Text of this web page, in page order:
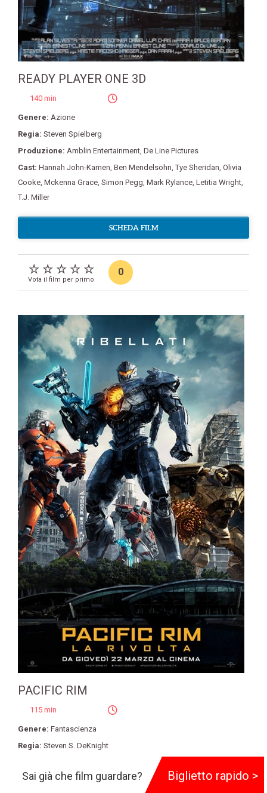
READY PLAYER ONE 3D
140 min
Genere: Azione
Regia: Steven Spielberg
Produzione: Amblin Entertainment De Line Pictures
Cast: Hannah John-Kamen Ben Mendelsohn ,Tye Sheridan Olivia
Cooke Mckenna Grace Simon Pegg Mark Rylance Letitia Wright
T.J. Miller
SCHEDA FILM
Vota il film per primo
0
PACIFIC RIM
115 min
Genere: Fantascienza
Regia: Steven S. DeKnight
Legendary Entertainment
Cast: Scott Eastwood ,Adria Arjona, Tian Jing ,Charlie Day , John
Sai già che film guardare? Biglietto rapido >